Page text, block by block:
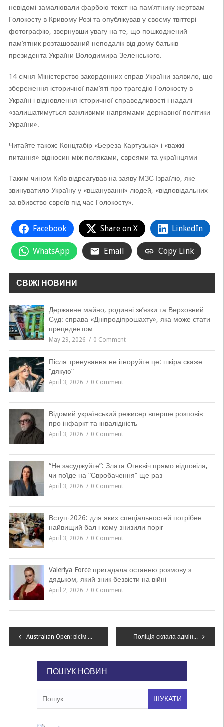
невідомі замалювали фарбою текст на пам’ятнику жертвам
Голокосту в Кривому Розі та опублікував у своєму твіттері
фотографію, звернувши увагу на те, що пошкоджений
пам’ятник розташований неподалік від дому батьків
президента України Володимира Зеленського.
14 січня Міністерство закордонних справ України заявило, що
збереження історичної пам’яті про трагедію Голокосту в
Україні і відновлення історичної справедливості і надалі
«залишатимуться важливими напрямами державної політики
України».
Читайте також: Концтабір «Береза Картузька» і «важкі
питання» відносин між поляками, євреями та українцями​
Таким чином Київ відреагував на заяву МЗС Ізраїлю, яке
звинуватило Україну у «вшануванні» людей, «відповідальних
за вбивство євреїв під час Голокосту».
Facebook Share on X LinkedIn
WhatsApp Email Copy Link
СВІЖІ НОВИНИ
Державне майно, родинні зв’язки та Верховний
Суд: справа «Дніпродіпрошахту», яка може стати
прецедентом
May 29, 2026 0 Comment
Після тренування не ігноруйте це: шкіра скаже
“дякую”
April 3, 2026 0 Comment
Відомий український режисер вперше розповів
про інфаркт та інвалідність
April 3, 2026 0 Comment
“Не засуджуйте”: Злата Огнєвіч прямо відповіла,
чи поїде на “Євробачення” ще раз
April 3, 2026 0 Comment
Вступ-2026: для яких спеціальностей потрібен
найвищий бал і кому знизили поріг
April 3, 2026 0 Comment
Valeriya Force пригадала останню розмову з
дядьком, який зник безвісти на війні
April 2, 2026 0 Comment
Навігація
Australian Open: вісім українців зіграють в основній сітці першого турніру Grand Slam сезону Поліція склала адмінпротоколи за напад на антифашистську акцію у Києві
ПОШУК НОВИН